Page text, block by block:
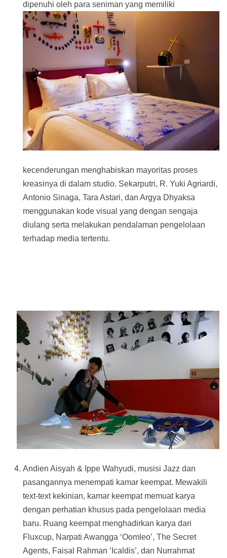
dipenuhi oleh para seniman yang memiliki
kecenderungan menghabiskan mayoritas proses
kreasinya di dalam studio. Sekarputri, R. Yuki Agriardi,
Antonio Sinaga, Tara Astari, dan Argya Dhyaksa
menggunakan kode visual yang dengan sengaja
diulang serta melakukan pendalaman pengelolaan
terhadap media tertentu.
Andien Aisyah & Ippe Wahyudi, musisi Jazz dan
pasangannya menempati kamar keempat. Mewakili
text-text kekinian, kamar keempat memuat karya
dengan perhatian khusus pada pengelolaan media
baru. Ruang keempat menghadirkan karya dari
Fluxcup, Narpati Awangga ‘Oomleo’, The Secret
Agents, Faisal Rahman ‘Icaldis’, dan Nurrahmat